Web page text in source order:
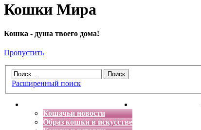
Кошки Мира
Кошка - душа твоего дома!
Пропустить
Расширенный поиск
Кошачьи новости
Образ кошки в искусстве
Энциклопедия